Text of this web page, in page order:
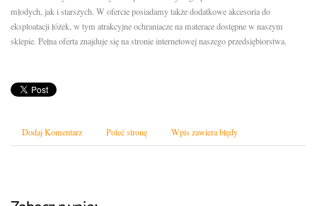
młodych, jak i starszych. W ofercie posiadamy także dodatkowe akcesoria do
eksploatacji łóżek, w tym atrakcyjne ochraniacze na materace dostępne w naszym
sklepie. Pełna oferta znajduje się na stronie internetowej naszego przedsiębiorstwa.
Dodaj Komentarz Poleć stronę Wpis zawiera błędy